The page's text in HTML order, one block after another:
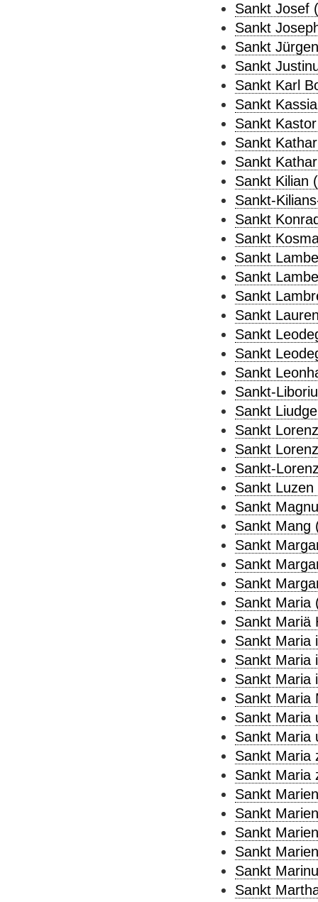
Sankt Josef
Sankt
Sankt
Sankt
Sankt Karl
Sankt
Sankt
Sankt
Sankt
Sankt Kilian
Sankt-
Sankt
Sankt
Sankt
Sankt
Sankt
Sankt
Sankt
Sankt
Sankt
Sankt-
Sankt
Sankt
Sankt
Sankt-
Sankt Luzen
Sankt
Sankt Mang
Sankt
Sankt
Sankt
Sankt Maria
Sankt Mariä
Sankt Maria
Sankt Maria
Sankt Maria
Sankt Maria
Sankt Maria
Sankt Maria
Sankt Maria
Sankt Maria
Sankt
Sankt
Sankt
Sankt
Sankt
Sankt